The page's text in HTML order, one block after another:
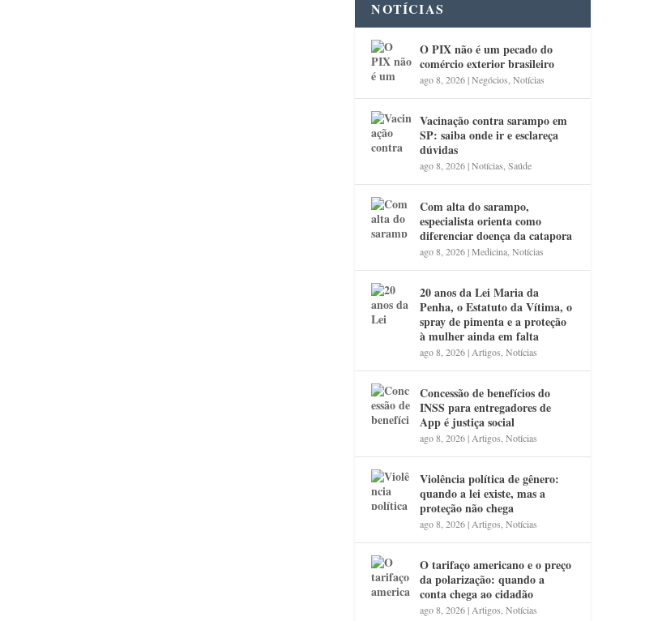
NOTÍCIAS
O PIX não é um pecado do
comércio exterior brasileiro
ago 8, 2026|Negócios ,Notícias
Vacinação contra sarampo em
SP: saiba onde ir e esclareça
dúvidas
ago 8, 2026|Notícias ,Saúde
Com alta do sarampo,
especialista orienta como
diferenciar doença da catapora
ago 8, 2026|Medicina ,Notícias
20 anos da Lei Maria da
Penha, o Estatuto da Vítima, o
spray de pimenta e a proteção
à mulher ainda em falta
ago 8, 2026| Artigos ,Notícias
Concessão de benefícios do
INSS para entregadores de
App é justiça social
ago 8, 2026| Artigos ,Notícias
Violência política de gênero:
quando a lei existe, mas a
proteção não chega
ago 8, 2026| Artigos ,Notícias
O tarifaço americano e o preço
da polarização: quando a
conta chega ao cidadão
ago 8, 2026| Artigos ,Notícias